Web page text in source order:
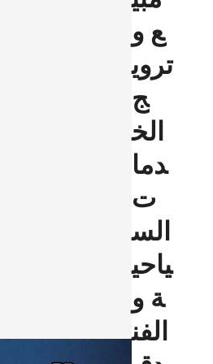
ع و
تروي
ج
الخ
دما
ت
الس
ياحي
ة و
الفن